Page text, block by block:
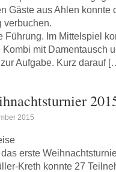
Gäste aus Ahlen konnte
verbuchen.
Führung. Im Mittelspiel
mit Damentausch
Aufgabe. Kurz darauf
2015
erste
Kreth konnte 27